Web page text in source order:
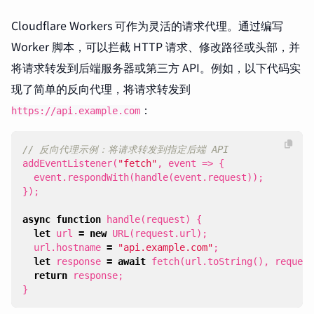
Cloudflare Workers 可作为灵活的请求代理。通过编写
Worker 脚本，可以拦截 HTTP 请求、修改路径或头部，并
将请求转发到后端服务器或第三方 API。例如，以下代码实
现了简单的反向代理，将请求转发到
https://api.example.com ：
addEventListener( "fetch" , event => {
event . respondWith( handle(event . request));
});
async function handle( request)
{
let url = new URL ( request . url );
url . hostname = "api.example.com" ;
let
response = await fetch(url . toString(),
request
return
response;
}